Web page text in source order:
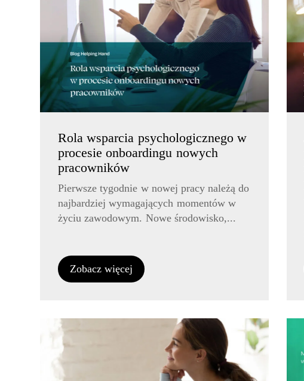
Rola wsparcia psychologicznego w
procesie onboardingu nowych
pracowników
Pierwsze tygodnie w nowej pracy należą do
najbardziej wymagających momentów w
życiu zawodowym. Nowe środowisko,...
Zobacz więcej